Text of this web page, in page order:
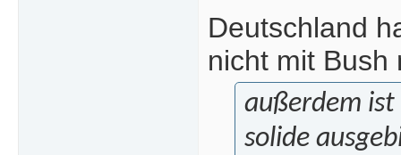
Deutschland
nicht mit Bush
außerdem
solide